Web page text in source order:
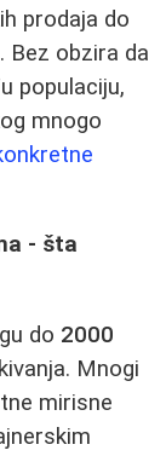
prodaja do
Bez obzira da
populaciju,
mnogo
- šta
do 2000
Mnogi
mirisne